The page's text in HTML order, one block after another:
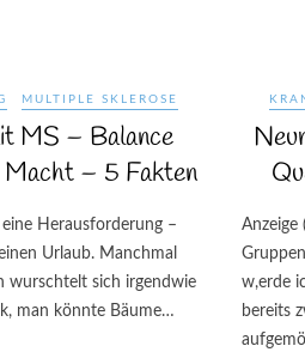
MULTIPLE SKLEROSE
MS – Balance
Macht – 5 Fakten
Herausforderung –
Urlaub. Manchmal
wurschtelt sich irgendwie
man könnte Bäume…
Anzeige
w,erde
bereits